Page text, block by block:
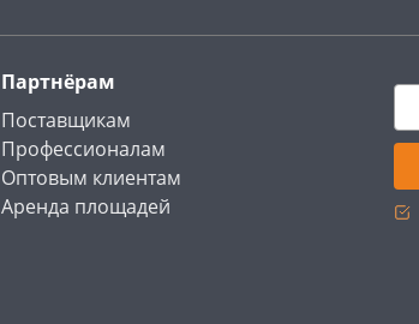
Партнёрам
Поставщикам
Профессионалам
Оптовым клиентам
Аренда площадей